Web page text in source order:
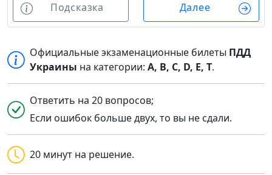
Подсказка Далее
Официальные экзаменационные билеты ПДД
Украины на категории:A, B, C, D, E, T.
Ответить на 20 вопросов;
Если ошибок больше двух, то вы не сдали.
20 минут на решение.